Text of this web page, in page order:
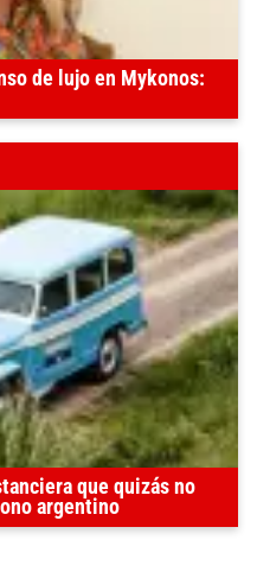
de lujo en Mykonos:
que quizás no
argentino